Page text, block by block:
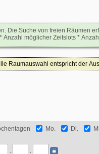
Suche von freien Räumen
möglicher Zeitslots *
Raumauswahl entspricht der
Mo. Di.